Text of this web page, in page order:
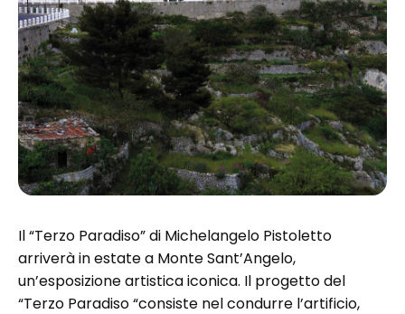
Il “Terzo Paradiso” di Michelangelo Pistoletto
arriverà in estate a Monte Sant’Angelo,
un’esposizione artistica iconica. Il progetto del
“Terzo Paradiso “consiste nel condurre l’artificio,